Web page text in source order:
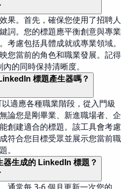
果。首先，確保您使用了招聘人
詞。您的標題應平衡創意與專業
考慮包括具體成就或專業領域。
您當前的角色和職業發展。記得
的同時保持清晰度。
標題產生器嗎？
適應各種職業階段，從入門級
論您是剛畢業、新進職場者、企
創建適合的標題。該工具會考慮
符合您目標受眾並展示您當前職
。
器生成的 LinkedIn 標題？